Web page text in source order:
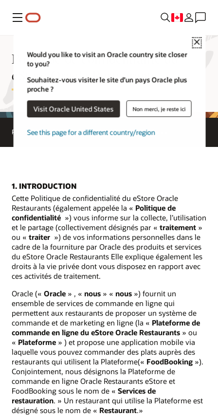
Menu
Close
Would you like to visit an Oracle country site closer
to you?
Souhaitez-vous visiter le site d’un pays Oracle plus
proche ?
Visit Oracle United States Non merci, je reste ici
See this page for a different country/region
Politique de confidentialité du
eStore Oracle Restaurants
Protection des renseignements personnels
1. INTRODUCTION
Cette Politique de confidentialité du eStore Oracle
Restaurants (également appelée la « Politique de
confidentialité ») vous informe sur la collecte, l’utilisation
et le partage (collectivement désignés par « traitement »
ou « traiter ») de vos informations personnelles dans le
cadre de la fourniture par Oracle des produits et services
du eStore Oracle Restaurants Elle explique également les
droits à la vie privée dont vous disposez en rapport avec
ces activités de traitement.
Oracle (« Oracle » , « nous » « nous ») fournit un
ensemble de services de commande en ligne qui
permettent aux restaurants de proposer un système de
commande et de marketing en ligne (la « Plateforme de
commande en ligne du eStore Oracle Restaurants » ou
« Plateforme » ) et propose une application mobile via
laquelle vous pouvez commander des plats auprès des
restaurants qui utilisent la Plateforme(« FoodBooking »).
Conjointement, nous désignons la Plateforme de
commande en ligne Oracle Restaurants eStore et
FoodBooking sous le nom de « Services de
restauration. » Un restaurant qui utilise la Plateforme est
désigné sous le nom de « Restaurant.»